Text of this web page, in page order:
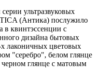
ультразвуковых
(Антика) послужило
в квинтэссенции с
дизайна бытовых
лаконичных цветовых
"серебро", белом глянце
глянце с матовым